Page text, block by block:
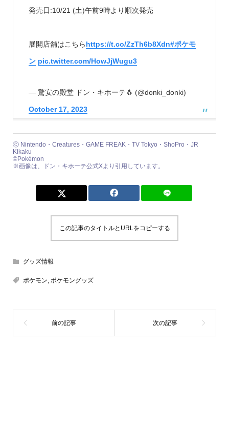
発売日:10/21 (土)午前9時より順次発売
展開店舗はこちらhttps://t.co/ZzTh6b8Xdn#ポケモ
ン pic.twitter.com/HowJjWugu3
— 驚安の殿堂 ドン・キホーテ🐧 (@donki_donki)
October 17, 2023
Ⓒ Nintendo・Creatures・GAME FREAK・TV Tokyo・ShoPro・JR
Kikaku
©Pokémon
※画像は、ドン・キホーテ公式Xより引用しています。
この記事のタイトルとURLをコピーする
グッズ情報
ポケモン, ポケモングッズ